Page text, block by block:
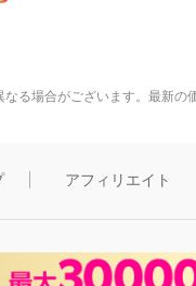
る場合がございます。最新の
アフィリエイト